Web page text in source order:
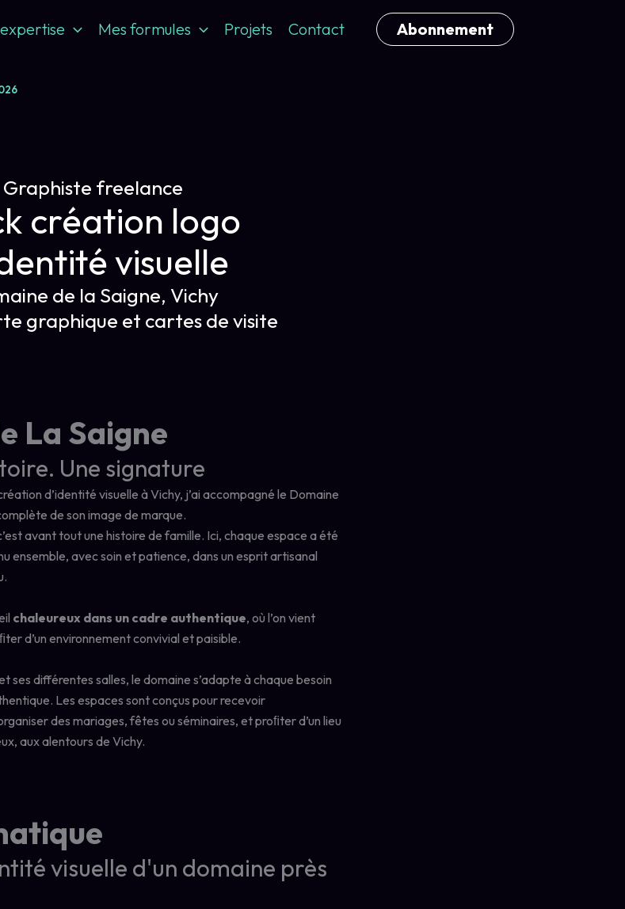
Mes formules Projets Contact Abonnement
Graphiste freelance
création logo
visuelle
de la Saigne, Vichy
graphique et cartes de visite
La Saigne
Une signature
d’identité visuelle à Vichy, j’ai accompagné le Domaine
de son image de marque.
avant tout une histoire de famille. Ici, chaque espace a été
ensemble, avec soin et patience, dans un esprit artisanal
chaleureux dans un cadre authentique, où l’on vient
d’un environnement convivial et paisible.
ses différentes salles, le domaine s’adapte à chaque besoin
Les espaces sont conçus pour recevoir
des mariages, fêtes ou séminaires, et proﬁter d’un lieu
aux alentours de Vichy.
visuelle d'un domaine près